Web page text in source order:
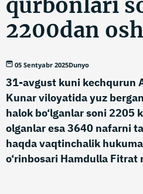
qurbonlari
2200dan
05 Sentyabr 2025Dunyo
31-avgust kuni kechqurun
Kunar viloyatida yuz
halok bo‘lganlar soni 2205
olganlar esa 3640 nafarni
haqda vaqtinchalik
o‘rinbosari Hamdulla Fitrat